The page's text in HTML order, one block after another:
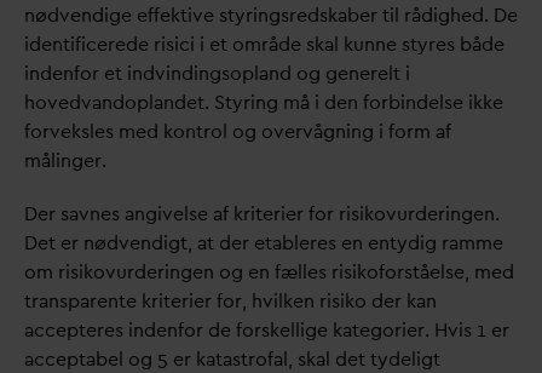
nødvendige effektive styringsredskaber til rådighed. De
identificerede risici i et område skal kunne styres både
indenfor et indvindingsopland og generelt i
hovedvandoplandet. Styring må i den forbindelse ikke
forveksles med kontrol og overvågning i form af
målinger.
Der savnes angivelse af kriterier for risikovurderingen.
Det er nødvendigt, at der etableres en entydig ramme
om risikovurderingen og en fælles risikoforståelse, med
transparente kriterier for, hvilken risiko der kan
accepteres indenfor de forskellige kategorier. Hvis 1 er
acceptabel og 5 er katastrofal, skal det tydeligt